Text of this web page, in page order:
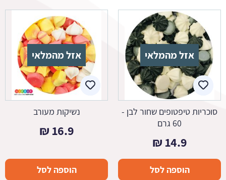
אזל מהמלאי
סוכריות טיפטופים שחור לבן -
60 גרם
14.9
₪
הוספה לסל
אזל מהמלאי
נשיקות מעורב
16.9
₪
הוספה לסל